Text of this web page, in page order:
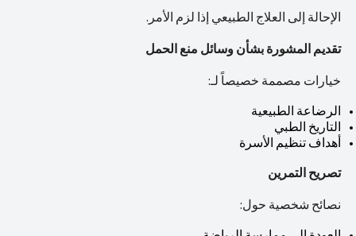
الإحالة إلى العلاج الطبيعي إذا لزم الأمر.
تقديم المشورة بشأن وسائل منع الحمل
خيارات مصممة خصيصاً لـ:
الرضاعة الطبيعية
التاريخ الطبي
أهداف تنظيم الأسرة
تصريح التمرين
نصائح شخصية حول: